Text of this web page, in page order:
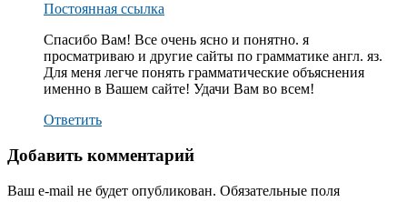
Постоянная ссылка
Спасибо Вам! Все очень ясно и понятно. я
просматриваю и другие сайты по грамматике англ. яз.
Для меня легче понять грамматические объяснения
именно в Вашем сайте! Удачи Вам во всем!
Ответить
Добавить комментарий
Ваш e-mail не будет опубликован. Обязательные поля